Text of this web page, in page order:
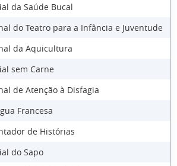
da Saúde Bucal
do Teatro para a Infância e Juventude
da Aquicultura
sem Carne
de Atenção à Disfagia
Francesa
de Histórias
do Sapo